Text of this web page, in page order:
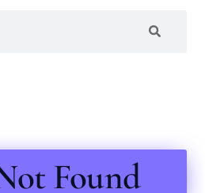
Found